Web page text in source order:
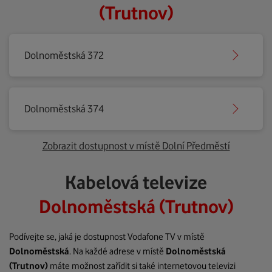
(Trutnov)
Dolnoměstská 372
Dolnoměstská 374
Zobrazit dostupnost v místě Dolní Předměstí
Kabelová televize
Dolnoměstská (Trutnov)
Podívejte se, jaká je dostupnost Vodafone TV v místě
Dolnoměstská. Na každé adrese v místě Dolnoměstská
(Trutnov) máte možnost zařídit si také internetovou televizi